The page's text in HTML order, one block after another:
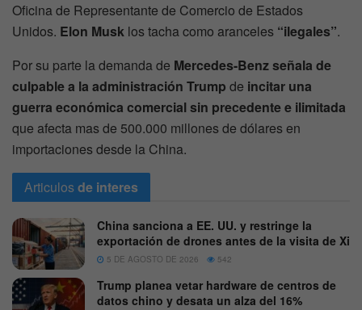
Oficina de Representante de Comercio de Estados
Unidos. Elon Musk los tacha como aranceles “ilegales”.
Por su parte la demanda de Mercedes-Benz señala de
culpable a la administración Trump de incitar una
guerra económica comercial sin precedente e ilimitada
que afecta mas de 500.000 millones de dólares en
importaciones desde la China.
Articulosde interes
China sanciona a EE. UU. y restringe la
exportación de drones antes de la visita de Xi
5 DE AGOSTO DE 2026 542
Trump planea vetar hardware de centros de
datos chino y desata un alza del 16%